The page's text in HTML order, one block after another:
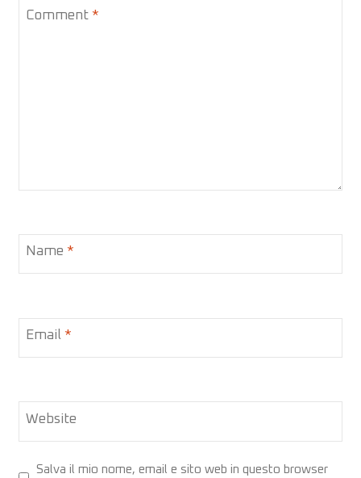
Comment *
Name *
Email *
Website
Salva il mio nome, email e sito web in questo browser